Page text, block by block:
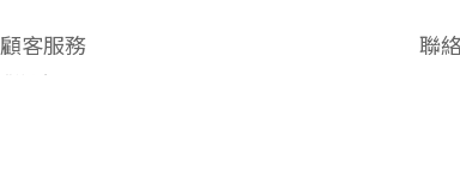
顧客服務
聯絡我們
聯